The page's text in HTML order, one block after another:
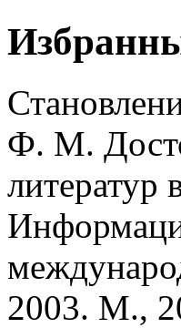
Ф. М.
литератур
2003. М.,